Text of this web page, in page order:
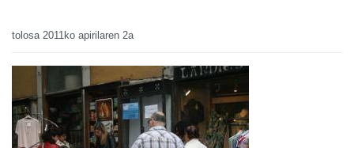
tolosa 2011ko apirilaren 2a